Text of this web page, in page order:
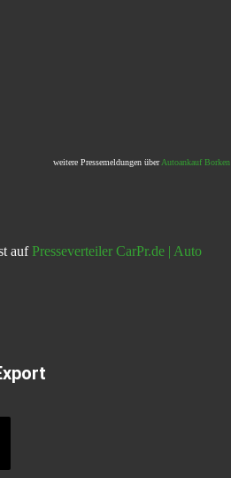
weitere Pressemeldungen überAutoankauf Borken
aufPresseverteiler CarPr.de | Auto